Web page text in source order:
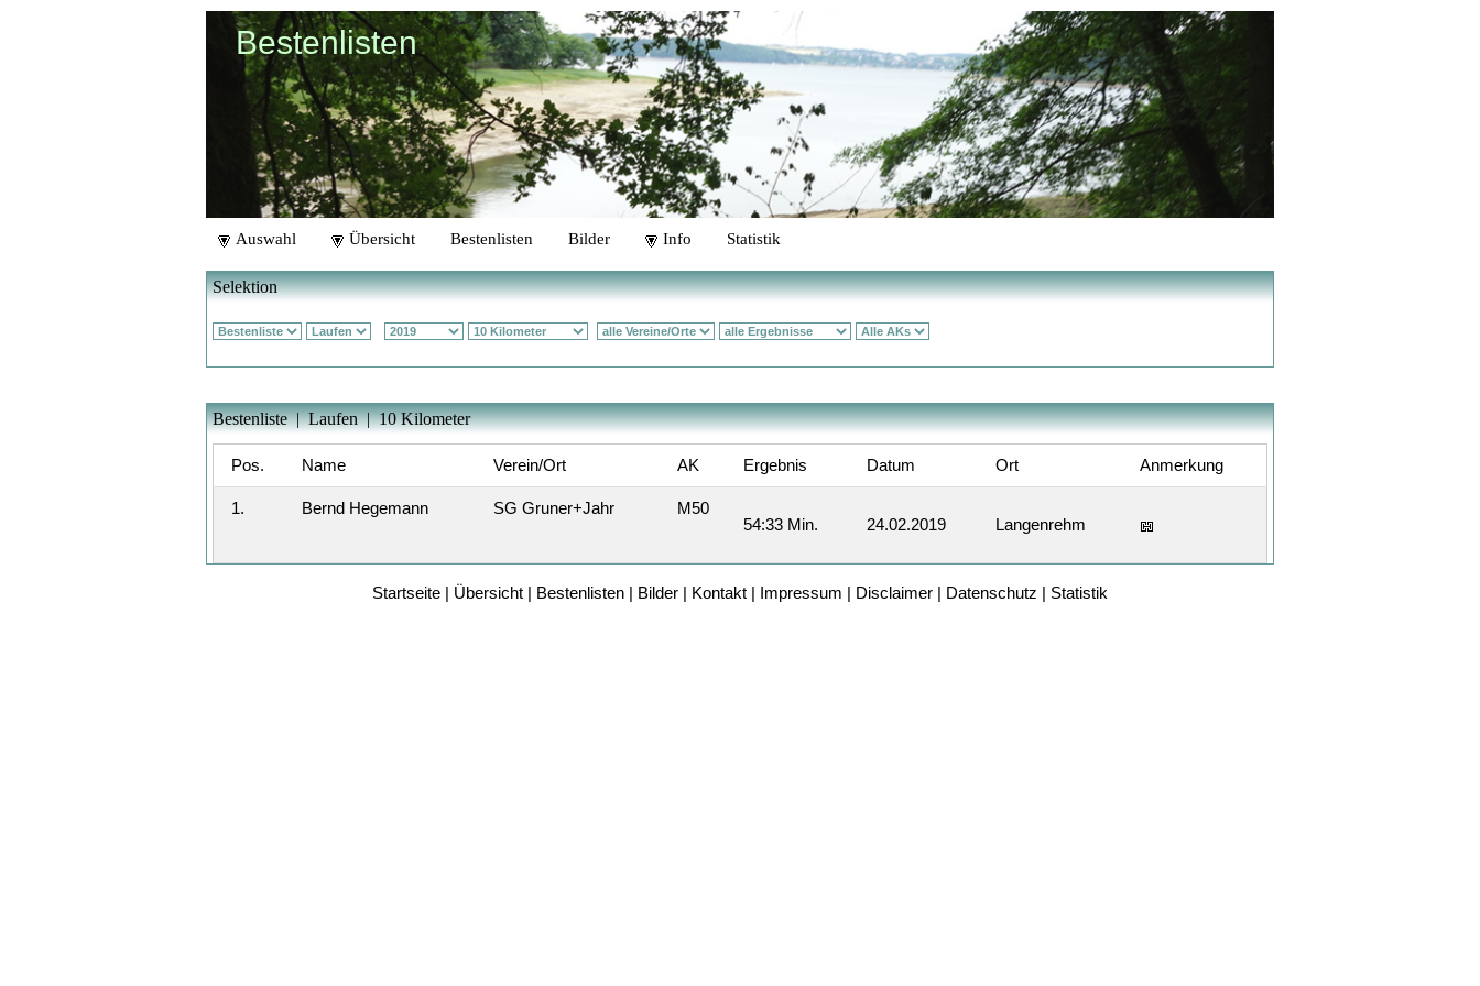
Bestenlisten
Auswahl Übersicht Bestenlisten Bilder Info Statistik
Selektion
Bestenliste | Laufen | 10 Kilometer
Pos. Name Verein/Ort AK Ergebnis Datum Ort Anmerkung
1. Bernd Hegemann SG Gruner+Jahr
M50
54:33 Min.
24.02.2019 Langenrehm
Startseite | Übersicht | Bestenlisten | Bilder | Kontakt | Impressum | Disclaimer | Datenschutz | Statistik